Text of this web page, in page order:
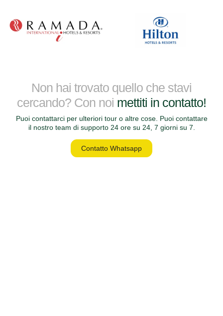
Non hai trovato quello che stavi
cercando? Con noi mettiti in contatto!
Puoi contattarci per ulteriori tour o altre cose. Puoi contattare
il nostro team di supporto 24 ore su 24, 7 giorni su 7.
Contatto Whatsapp